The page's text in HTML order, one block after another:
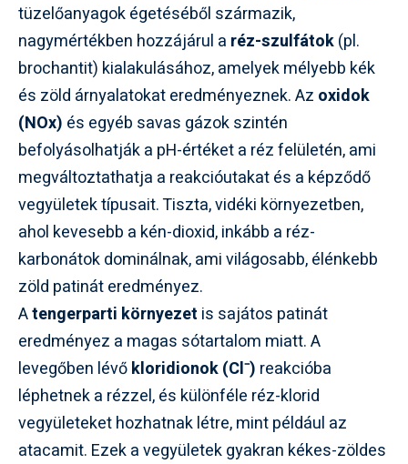
tüzelőanyagok égetéséből származik,
nagymértékben hozzájárul a réz-szulfátok(pl.
brochantit) kialakulásához, amelyek mélyebb kék
és zöld árnyalatokat eredményeznek. Az oxidok
(NOx) és egyéb savas gázok szintén
befolyásolhatják a pH-értéket a réz felületén, ami
megváltoztathatja a reakcióutakat és a képződő
vegyületek típusait. Tiszta, vidéki környezetben,
ahol kevesebb a kén-dioxid, inkább a réz-
karbonátok dominálnak, ami világosabb, élénkebb
zöld patinát eredményez.
Atengerparti környezet is sajátos patinát
eredményez a magas sótartalom miatt. A
levegőben lévőkloridionok (Cl⁻) reakcióba
léphetnek a rézzel, és különféle réz-klorid
vegyületeket hozhatnak létre, mint például az
atacamit. Ezek a vegyületek gyakran kékes-zöldes